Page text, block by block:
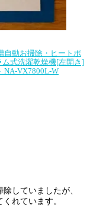
自動お掃除・ヒートポ
式洗濯乾燥機[左開き]
NA-VX7800L-W
していましたが、
れています。